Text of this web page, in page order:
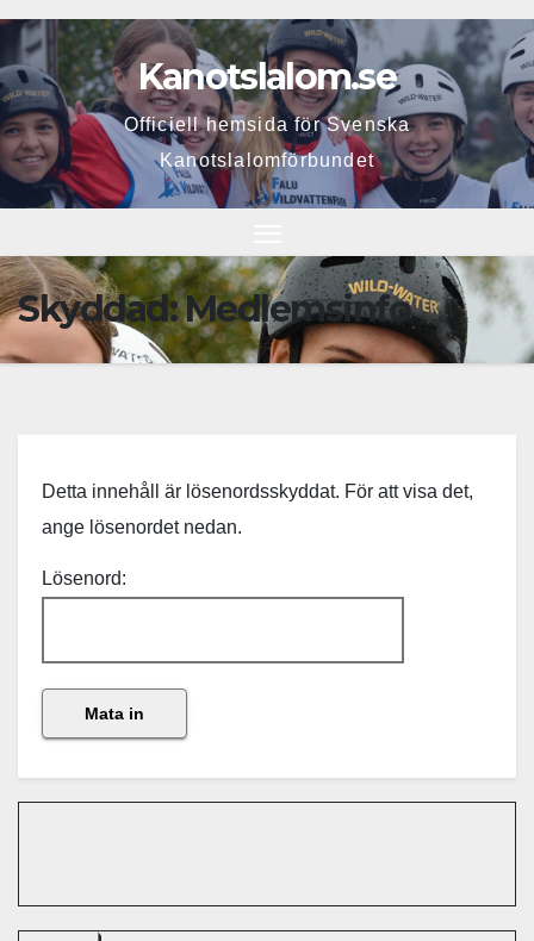
Hoppa
innehåll
Kanotslalom.se
Officiell hemsida för Svenska
Kanotslalomförbundet
Skyddad: Medlemsinfo
Detta innehåll är lösenordsskyddat. För att visa det,
ange lösenordet nedan.
Lösenord: